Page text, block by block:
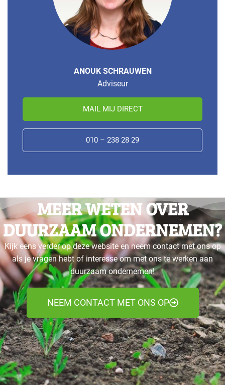
ANOUK SCHRAUWEN
Adviseur
MAIL MIJ DIRECT
010 – 238 28 29
MEER WETEN OVER
DUURZAAM ONDERNEMEN?
Kijk eens verder op deze website en neem contact met ons op
als je vragen hebt of interesse om met ons te werken aan
duurzaam ondernemen!
NEEM CONTACT MET ONS OP